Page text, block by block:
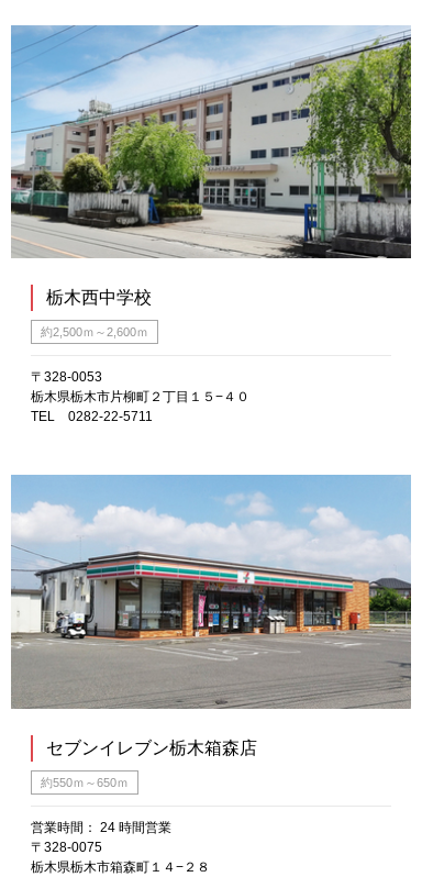
栃木西中学校
約2,500ｍ～2,600ｍ
〒328-0053
栃木県栃木市片柳町２丁目１５−４０
TEL 0282-22-5711
セブンイレブン栃木箱森店
約550ｍ～650ｍ
営業時間： 24 時間営業
〒328-0075
栃木県栃木市箱森町１４−２８